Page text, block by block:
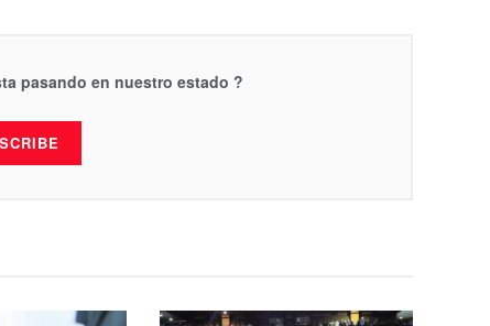
pasando en nuestro estado ?